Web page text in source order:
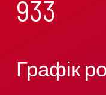
933
Графік